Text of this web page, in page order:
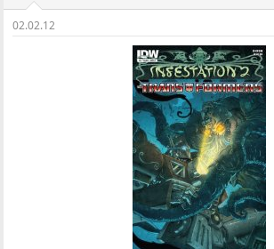
м
и
о
02.02.12